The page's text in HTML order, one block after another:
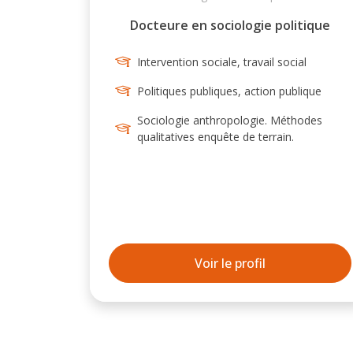
Docteure en sociologie politique
Intervention sociale, travail social
Politiques publiques, action publique
Sociologie anthropologie. Méthodes
qualitatives enquête de terrain.
Voir le profil